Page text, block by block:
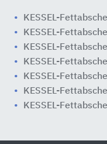
KESSEL-
KESSEL-
KESSEL-
KESSEL-
KESSEL-
KESSEL-
KESSEL-